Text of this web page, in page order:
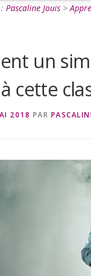
:Pascaline Jouis >
un
cette
2018 PAR